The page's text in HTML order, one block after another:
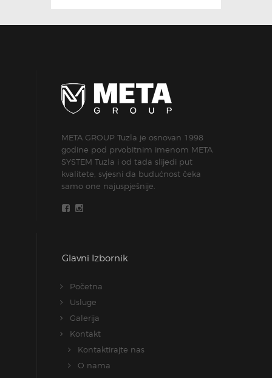
META GROUP Tuzla je osnovan 1998
godine pod prvobitnim imenom META
SYSTEM Tuzla i od tada slijedi put
kvalitete, svjesni da budućnost čeka
samo one najuspješnije.
Glavni Izbornik
Početna
Usluge
Galerija
Kontakt
Kontaktirajte nas
O nama